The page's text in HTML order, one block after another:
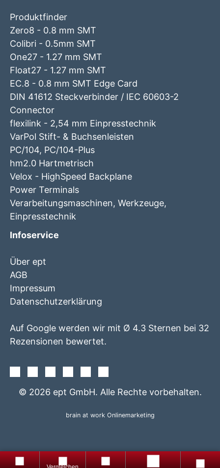
+49
8861
Produkte
Gratis
Produktfinder totop
Produktfinder
Zero8 - 0.8 mm SMT
Colibri - 0.5mm SMT
One27 - 1.27 mm SMT
Float27 - 1.27 mm SMT
EC.8 - 0.8 mm SMT Edge Card
DIN 41612 Steckverbinder / IEC 60603-2
Connector
flexilink - 2,54 mm Einpresstechnik
VarPol Stift- & Buchsenleisten
PC/104, PC/104-Plus
hm2.0 Hartmetrisch
Velox - HighSpeed Backplane
Power Terminals
Verarbeitungsmaschinen, Werkzeuge,
Einpresstechnik
Infoservice
Über ept
AGB
Impressum
Datenschutzerklärung
Auf Google werden wir mit Ø 4.3 Sternen bei 32
Rezensionen bewertet.
© 2026 ept GmbH. Alle Rechte vorbehalten.
brain at work Onlinemarketing